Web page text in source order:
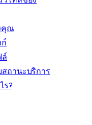
คุณ
ล์
ถานะบริการ
ร?